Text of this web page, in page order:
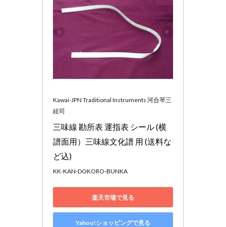
Kawai-JPN Traditional Instruments 河合琴三
絃司
三味線 勘所表 運指表 シール (横
譜面用）三味線文化譜 用 (送料な
ど込)
KK-KAN-DOKORO-BUNKA
楽天市場で見る
Yahoo!ショッピングで見る